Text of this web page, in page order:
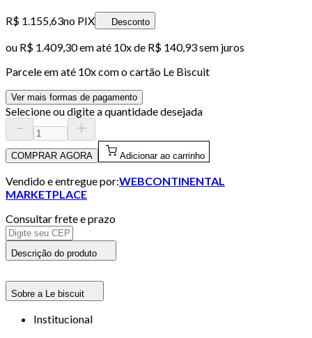
R$ 1.155,63no PIX Desconto
ou R$ 1.409,30em até 10x de R$ 140,93 sem juros
Parcele em até 10x com o cartão Le Biscuit
Ver mais formas de pagamento
Selecione ou digite a quantidade desejada
COMPRAR AGORA Adicionar ao carrinho
Vendido e entregue por:WEBCONTINENTAL
MARKETPLACE
Consultar frete e prazo
Descrição do produto
Sobre a Le biscuit
Institucional